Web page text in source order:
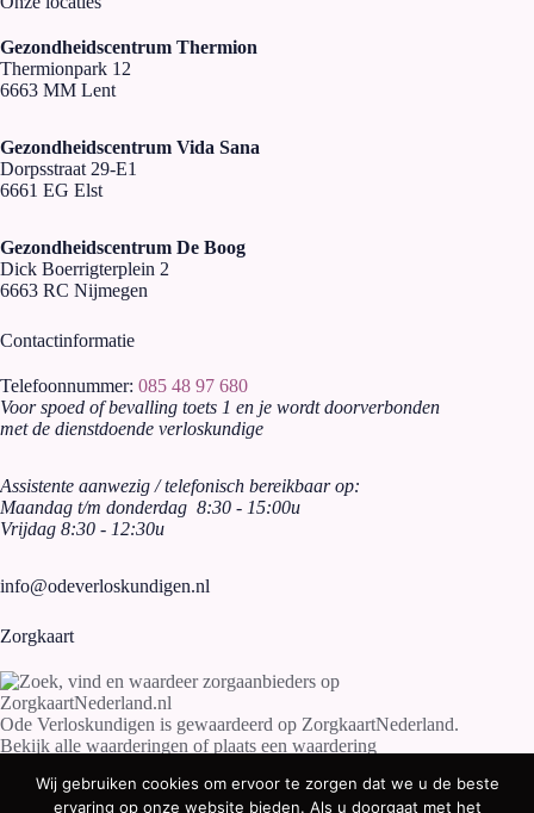
Gezondheidscentrum Thermion
Thermionpark 12
6663 MM Lent
Gezondheidscentrum Vida Sana
Dorpsstraat 29-E1
6661 EG Elst
Gezondheidscentrum De Boog
Dick Boerrigterplein 2
6663 RC Nijmegen
Contactinformatie
Telefoonnummer: 085 48 97 680
Voor spoed of bevalling toets 1 en je wordt doorverbonden
met de dienstdoende verloskundige
Assistente aanwezig / telefonisch bereikbaar op:
Maandag t/m donderdag 8:30 - 15:00u
Vrijdag 8:30 - 12:30u
info@odeverloskundigen.nl
Zorgkaart
Ode Verloskundigen is gewaardeerd op ZorgkaartNederland.
Bekijk alle waarderingen ofplaats een waardering
Wij gebruiken cookies om ervoor te zorgen dat we u de beste
ervaring op onze website bieden. Als u doorgaat met het